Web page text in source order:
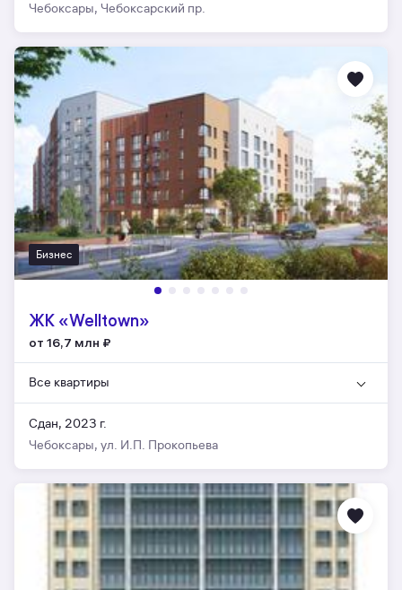
Чебоксары, Чебоксарский пр.
Бизнес
ЖК «Welltown»
от 16,7 млн ₽
Все квартиры
Сдан, 2023 г.
Чебоксары, ул. И.П. Прокопьева